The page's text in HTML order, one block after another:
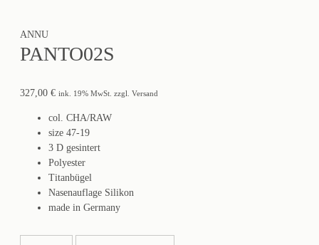
ANNU
PANTO02S
327,00 € ink. 19% MwSt. zzgl. Versand
col. CHA/RAW
size 47-19
3 D gesintert
Polyester
Titanbügel
Nasenauflage Silikon
made in Germany